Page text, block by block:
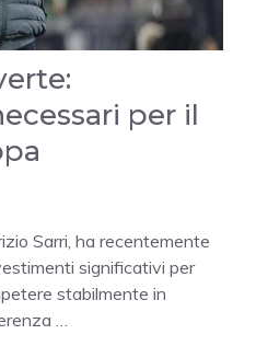
per il
Sarri, ha recentemente
significativi per
stabilmente in
…